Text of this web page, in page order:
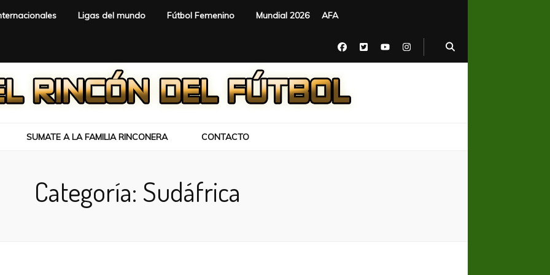
Ligas del mundo Fútbol Femenino Mundial 2026 AFA
SUMATE A LA FAMILIA RINCONERA CONTACTO
Categoría: Sudáfrica